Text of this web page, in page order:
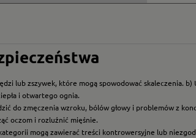
lub zszywek, które mogą spowodować skaleczenia.
i otwartego ognia.
do zmęczenia wzroku, bólów głowy i problemów z
oczom i rozluźnić mięśnie.
mogą zawierać treści kontrowersyjne lub